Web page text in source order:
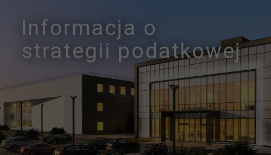
Informacja o
strategii podatkowej